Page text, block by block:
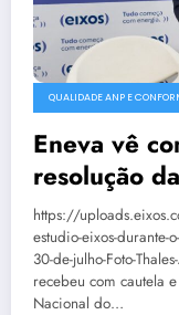
QUALIDADE ANP E
Eneva vê
resolução
terminais
https://
estudio-eixos-durante-
30-de-julho-Foto-
recebeu com cautela
Nacional do…